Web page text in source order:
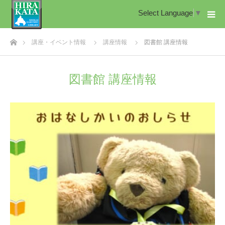
Select Language ▼
ホーム講座・イベント情報 講座情報 図書館 講座情報
図書館 講座情報